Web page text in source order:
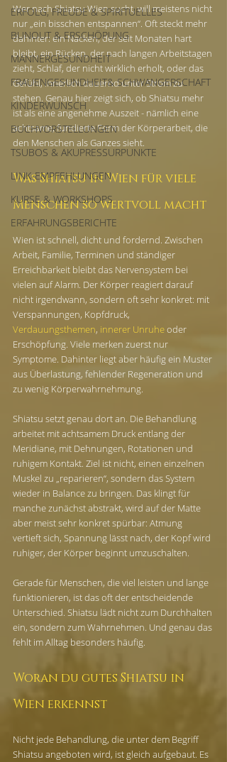
ERFOLG, FREUDE & SPIRITUELLES
BUNOUT & ERSCHÖPUNG
MÄNNERGESUNDHEIT
FRAUENGESUNDHEIT& SCHWANGERSCHAFT
KINDERWUNSCH
BUCHVORSTELLUNGEN
TSUBOS & AKUPRESSURPUNKTE
LINK-EMPFEHLUNGEN
KURSE & WORKSHOPS
ERFAHRUNGSBERICHTE
Wer nach Shiatsu Wien sucht, will meistens nicht
nur „ein bisschen entspannen“. Oft steckt mehr
dahinter: ein Nacken, der seit Monaten hart
bleibt, ein Rücken, der nach langen Arbeitstagen
zieht, Schlaf, der nicht wirklich erholt, oder das
Gefühl, innerlich dauernd unter Strom zu
stehen. Genau hier zeigt sich, ob Shiatsu mehr
ist als eine angenehme Auszeit - nämlich eine
achtsame, fundierte Form der Körperarbeit, die
den Menschen als Ganzes sieht.
Was Shiatsu in Wien für viele
Menschen so wertvoll macht
Wien ist schnell, dicht und fordernd. Zwischen
Arbeit, Familie, Terminen und ständiger
Erreichbarkeit bleibt das Nervensystem bei
vielen auf Alarm. Der Körper reagiert darauf
nicht irgendwann, sondern oft sehr konkret: mit
Verspannungen, Kopfdruck,
Verdauungsthemen, innerer Unruhe oder
Erschöpfung. Viele merken zuerst nur
Symptome. Dahinter liegt aber häufig ein Muster
aus Überlastung, fehlender Regeneration und
zu wenig Körperwahrnehmung.
Shiatsu setzt genau dort an. Die Behandlung
arbeitet mit achtsamem Druck entlang der
Meridiane, mit Dehnungen, Rotationen und
ruhigem Kontakt. Ziel ist nicht, einen einzelnen
Muskel zu „reparieren“, sondern das System
wieder in Balance zu bringen. Das klingt für
manche zunächst abstrakt, wird auf der Matte
aber meist sehr konkret spürbar: Atmung
vertieft sich, Spannung lässt nach, der Kopf wird
ruhiger, der Körper beginnt umzuschalten.
Gerade für Menschen, die viel leisten und lange
funktionieren, ist das oft der entscheidende
Unterschied. Shiatsu lädt nicht zum Durchhalten
ein, sondern zum Wahrnehmen. Und genau das
fehlt im Alltag besonders häufig.
Woran du gutes Shiatsu in
Wien erkennst
Nicht jede Behandlung, die unter dem Begriff
Shiatsu angeboten wird, ist gleich aufgebaut. Es